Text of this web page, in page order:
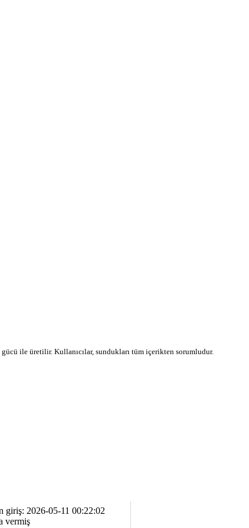
ile üretilir. Kullanıcılar, sundukları tüm içerikten sorumludur.
giriş: 2026-05-11 00:22:02
vermiş